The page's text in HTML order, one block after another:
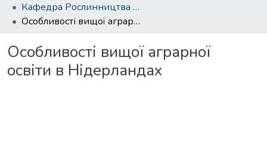
Кафедра Рослинництва та садівництва ім. професора В.В. Калитки
Особливості вищої аграрної освіти в Нідерландах
Особливості вищої аграрної
освіти в Нідерландах